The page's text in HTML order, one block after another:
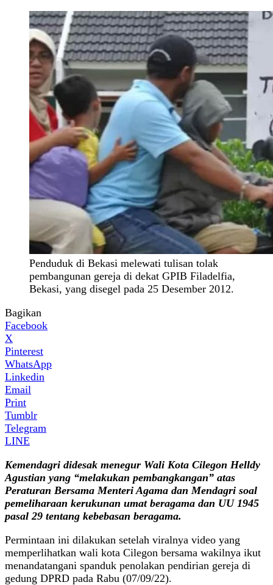
Penduduk di Bekasi melewati tulisan tolak
pembangunan gereja di dekat GPIB Filadelfia,
Bekasi, yang disegel pada 25 Desember 2012.
Bagikan
Facebook
X
Pinterest
WhatsApp
Linkedin
Email
Print
Tumblr
Telegram
LINE
Kemendagri didesak menegur Wali Kota Cilegon Helldy
Agustian yang “melakukan pembangkangan” atas
Peraturan Bersama Menteri Agama dan Mendagri soal
pemeliharaan kerukunan umat beragama dan UU 1945
pasal 29 tentang kebebasan beragama.
Permintaan ini dilakukan setelah viralnya video yang
memperlihatkan wali kota Cilegon bersama wakilnya ikut
menandatangani spanduk penolakan pendirian gereja di
gedung DPRD pada Rabu (07/09/22).